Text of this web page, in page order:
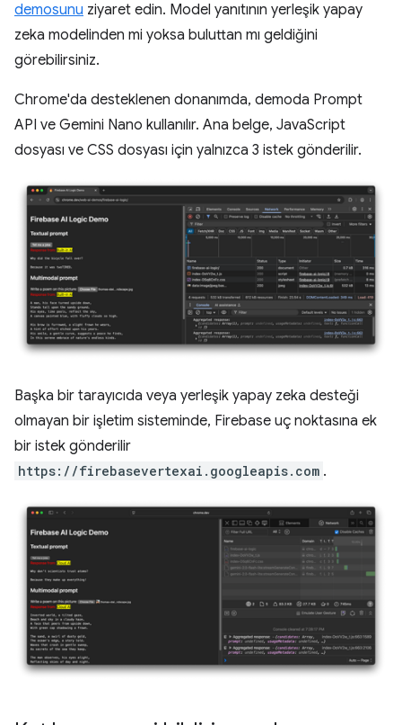
demosunu ziyaret edin. Model yanıtının yerleşik yapay
zeka modelinden mi yoksa buluttan mı geldiğini
görebilirsiniz.
Chrome'da desteklenen donanımda, demoda Prompt
API ve Gemini Nano kullanılır. Ana belge, JavaScript
dosyası ve CSS dosyası için yalnızca 3 istek gönderilir.
Başka bir tarayıcıda veya yerleşik yapay zeka desteği
olmayan bir işletim sisteminde, Firebase uç noktasına ek
bir istek gönderilir
https://firebasevertexai.googleapis.com .